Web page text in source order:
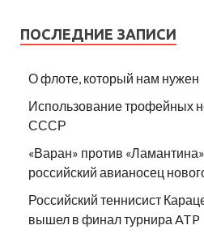
ПОСЛЕДНИЕ ЗАПИСИ
О флоте, который нам нужен
Использование трофейных
СССР
«Варан» против
российский авианосец
Российский теннисист
вышел в финал турнира ATP